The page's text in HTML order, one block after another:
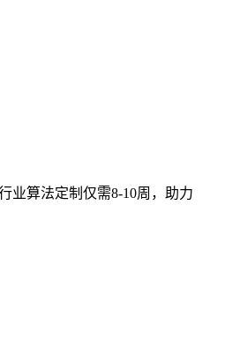
业算法定制仅需8-10周，助力